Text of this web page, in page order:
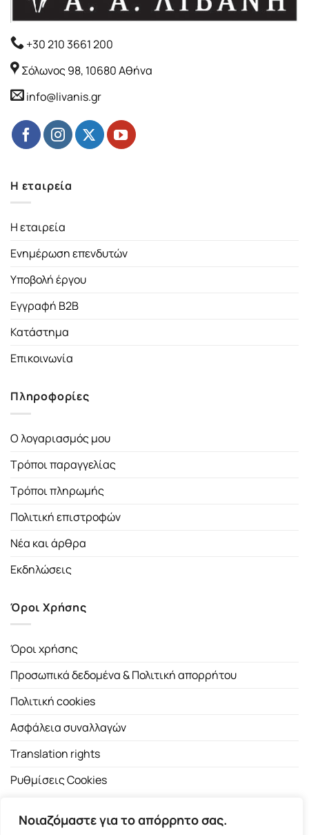
Νοιαζόμαστε για το απόρρητο σας.
+30 210 3661 200
Σόλωνος 98, 10680 Αθήνα
info@livanis.gr
Η εταιρεία
Η εταιρεία
Ενημέρωση επενδυτών
Υποβολή έργου
Εγγραφή B2B
Κατάστημα
Επικοινωνία
Πληροφορίες
Ο λογαριασμός μου
Τρόποι παραγγελίας
Τρόποι πληρωμής
Πολιτική επιστροφών
Νέα και άρθρα
Εκδηλώσεις
Όροι Χρήσης
Όροι χρήσης
Προσωπικά δεδομένα & Πολιτική απορρήτου
Πολιτική cookies
Ασφάλεια συναλλαγών
Translation rights
Ρυθμίσεις Cookies